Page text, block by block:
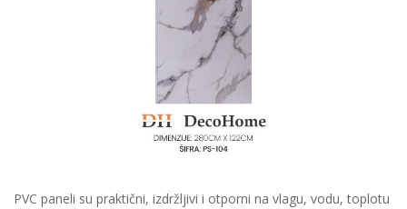
PVC paneli su praktični, izdržljivi i otporni na vlagu, vodu, toplotu